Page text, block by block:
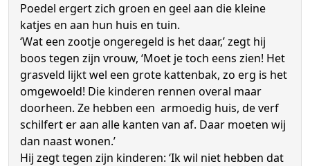
Poedel ergert zich groen en geel aan die kleine
katjes en aan hun huis en tuin.
‘Wat een zootje ongeregeld is het daar,’ zegt hij
boos tegen zijn vrouw, ‘Moet je toch eens zien! Het
grasveld lijkt wel een grote kattenbak, zo erg is het
omgewoeld! Die kinderen rennen overal maar
doorheen. Ze hebben een armoedig huis, de verf
schilfert er aan alle kanten van af. Daar moeten wij
dan naast wonen.’
Hij zegt tegen zijn kinderen: ‘Ik wil niet hebben dat